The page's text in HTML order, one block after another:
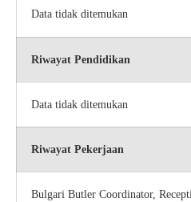
Data tidak ditemukan
Riwayat Pendidikan
Data tidak ditemukan
Riwayat Pekerjaan
Bulgari Butler Coordinator,